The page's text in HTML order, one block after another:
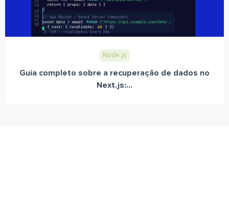
Node.js
Guia completo sobre a recuperação de dados no
Next.js:...